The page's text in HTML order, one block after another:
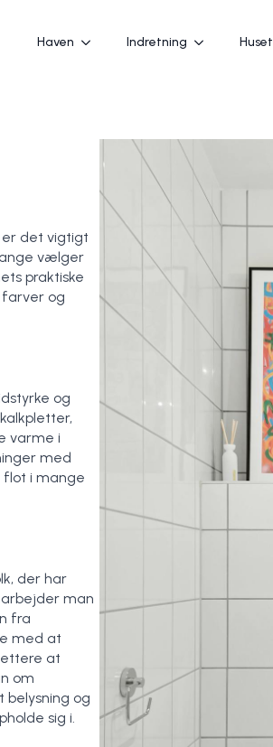
Haven Indretning Huset
det vigtigt
vælger
praktiske
farver og
og
varme i
med
flot i mange
der har
arbejder man
fra
med at
at
om
og
sig i.